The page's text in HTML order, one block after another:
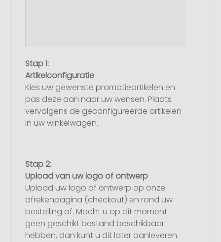
Stap 1:
Artikelconfiguratie
Kies uw gewenste promotieartikelen en
pas deze aan naar uw wensen. Plaats
vervolgens de geconfigureerde artikelen
in uw winkelwagen.
Stap 2:
Upload van uw logo of ontwerp
Upload uw logo of ontwerp op onze
afrekenpagina (checkout) en rond uw
bestelling af. Mocht u op dit moment
geen geschikt bestand beschikbaar
hebben, dan kunt u dit later aanleveren.